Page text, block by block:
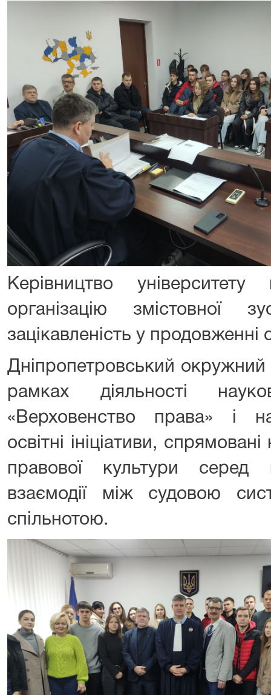
Керівництво
організацію змістовної
зацікавленість у продовженні
Дніпропетровський окружний
рамках діяльності
«Верховенство права» і
освітні ініціативи,
правової культури серед
взаємодії між судовою
спільнотою.